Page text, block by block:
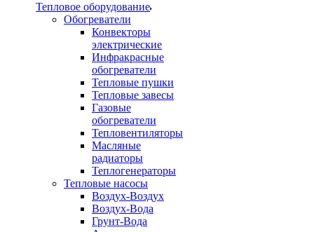
Тепловое оборудование
Обогреватели
Конвекторы
электрические
Инфракрасные
обогреватели
Тепловые пушки
Тепловые завесы
Газовые
обогреватели
Тепловентиляторы
Масляные
радиаторы
Теплогенераторы
Тепловые насосы
Воздух-Воздух
Воздух-Вода
Грунт-Вода